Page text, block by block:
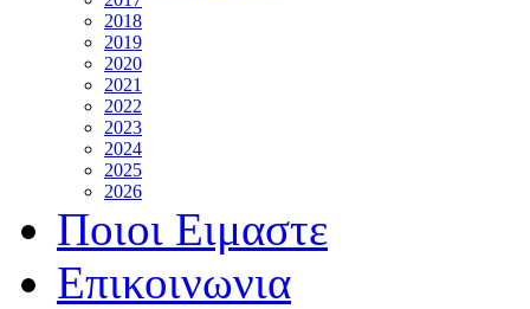
2018
2019
2020
2021
2022
2023
2024
2025
2026
Ποιοι Ειμαστε
Επικοινωνια